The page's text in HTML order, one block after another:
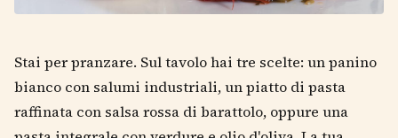
Stai per pranzare. Sul tavolo hai tre scelte: un panino
bianco con salumi industriali, un piatto di pasta
raffinata con salsa rossa di barattolo, oppure una